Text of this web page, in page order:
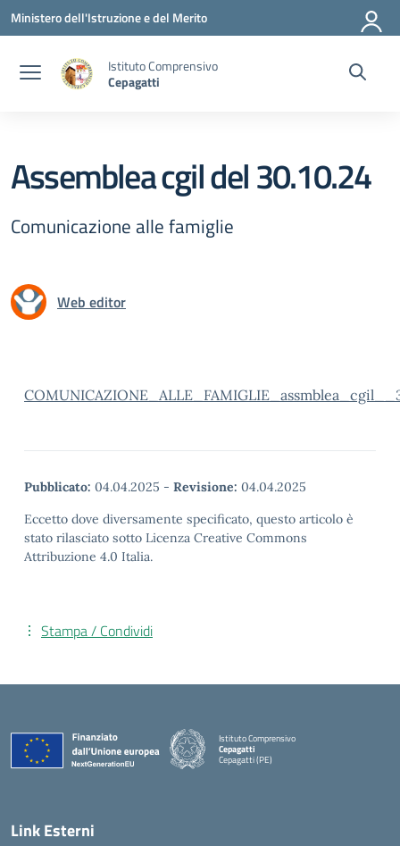
Vai ai contenuti
Vai al menu di navigazione
Vai al footer
Ministero dell'Istruzione e del Merito
Istituto Comprensivo
Cepagatti
Assemblea cgil del 30.10.24
Comunicazione alle famiglie
Web editor
Pubblicato: 04.04.2025 - Revisione: 04.04.2025
Eccetto dove diversamente specificato, questo articolo è
stato rilasciato sotto Licenza Creative Commons
Attribuzione 4.0 Italia.
Stampa / Condividi
Istituto Comprensivo
Cepagatti
Cepagatti (PE)
— Visita la pagina iniziale della scuola
Link Esterni